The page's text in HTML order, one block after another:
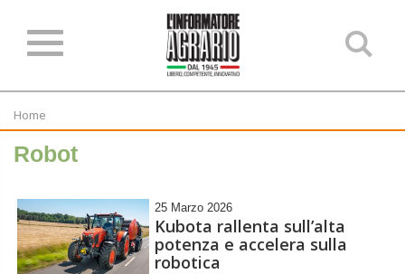
Home
Robot
25 Marzo 2026
Kubota rallenta sull’alta
potenza e accelera sulla
robotica